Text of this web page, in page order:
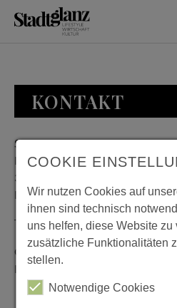
KONTAKT
Stadtglanz / mediaworld GmbH
Bankplatz 8
38100 Braunschweig
Deutschland
Telefon: 0531 482010-20
Geschäftszeiten: Montag bis
Freitag 08:00 bis 15:00
COOKIE
Wir nutzen Cookies auf
ihnen sind technisch
uns helfen, diese Website zu
zusätzliche Funktionalitäten
stellen.
Notwendige Cookies